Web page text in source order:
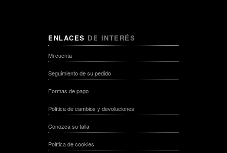
ENLACES DE INTERÉS
Mi cuenta
Seguimiento de su pedido
Formas de pago
Política de cambios y devoluciones
Conozca su talla
Política de cookies